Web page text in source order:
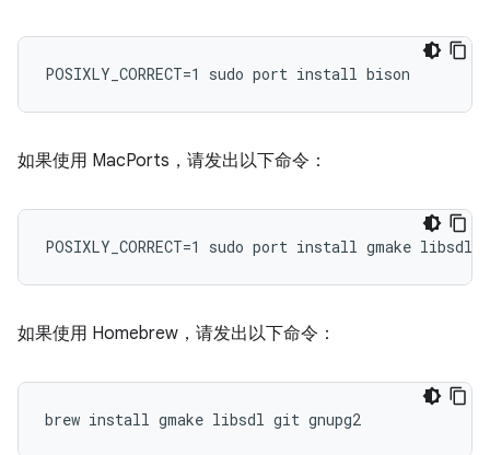
如果使用 MacPorts，请发出以下命令：
如果使用 Homebrew，请发出以下命令：